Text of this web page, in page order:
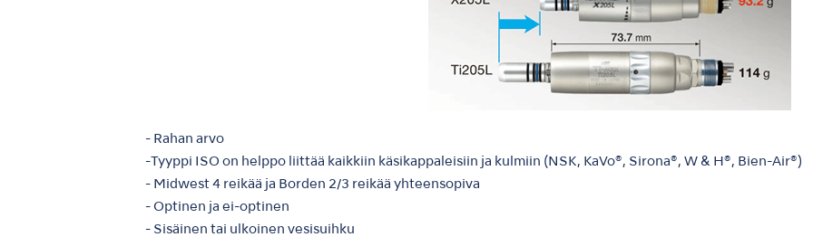
- Rahan arvo
-Tyyppi ISO on helppo liittää kaikkiin käsikappaleisiin ja kulmiin (NSK, KaVo®, Sirona®, W & H®, Bien-Air®)
- Midwest 4 reikää ja Borden 2/3 reikää yhteensopiva
- Optinen ja ei-optinen
- Sisäinen tai ulkoinen vesisuihku